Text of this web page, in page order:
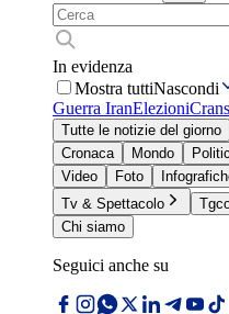
In evidenza
Mostra tuttiNascondi
Guerra IranElezioni
Tutte le notizie del giorno
Cronaca
Mondo
Video
Foto
Tv & Spettacolo
Chi siamo
Seguici anche su